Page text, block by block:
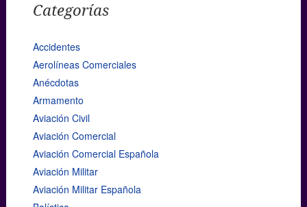
Categorías
Accidentes
Aerolíneas Comerciales
Anécdotas
Armamento
Aviación Civil
Aviación Comercial
Aviación Comercial Española
Aviación Militar
Aviación Militar Española